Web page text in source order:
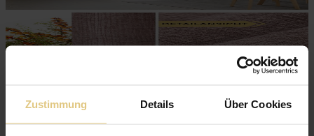
Zustimmung Details Über Cookies